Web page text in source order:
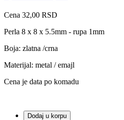
Cena 32,00 RSD
Perla 8 x 8 x 5.5mm - rupa 1mm
Boja: zlatna /crna
Materijal: metal / emajl
Cena je data po komadu
Dodaj u korpu